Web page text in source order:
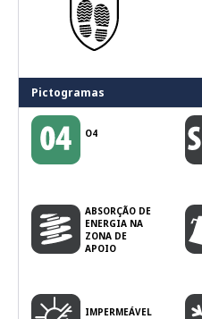
Pictogramas
O4
ABSORÇÃO DE
ENERGIA NA
ZONA DE
APOIO
IMPERMEÁVEL